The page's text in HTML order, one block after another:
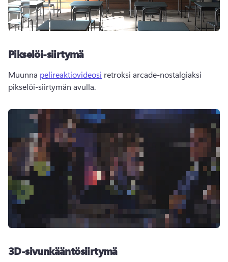
Pikselöi-siirtymä
Muunna pelireaktiovideosi retroksi arcade-nostalgiaksi
pikselöi-siirtymän avulla.
3D-sivunkääntösiirtymä